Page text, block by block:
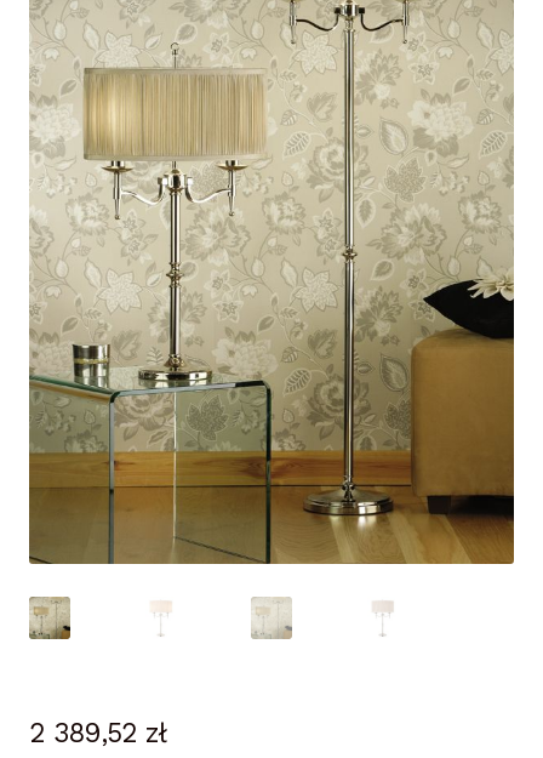
Polityka prywatności
Polityka rabatowa
Regulamin
Zamówienie
2 389,52 zł